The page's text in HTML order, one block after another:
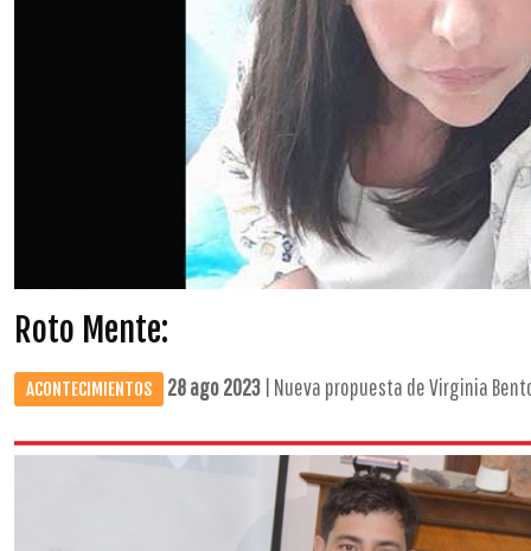
Roto Mente:
ACONTECIMIENTOS 28 ago 2023 | Nueva propuesta de Virginia